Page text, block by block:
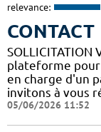
relevance:
CONTACT
plateforme pour
en charge d'un
invitons à vous
05/06/2026 11:52